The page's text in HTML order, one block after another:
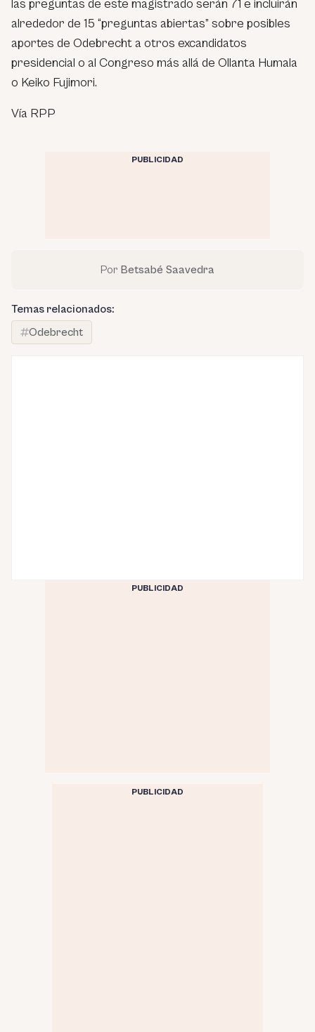
las preguntas de este magistrado serán 71 e incluirán
alrededor de 15 “preguntas abiertas” sobre posibles
aportes de Odebrecht a otros excandidatos
presidencial o al Congreso más allá de Ollanta Humala
o Keiko Fujimori.
Vía RPP
PUBLICIDAD
Por Betsabé Saavedra
Temas relacionados:
Odebrecht
PUBLICIDAD
PUBLICIDAD